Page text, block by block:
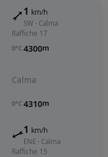
1 km/h
SW · Calma
Raffiche 17
0°C 4300m
Calma
0°C 4310m
1 km/h
ENE · Calma
Raffiche 15